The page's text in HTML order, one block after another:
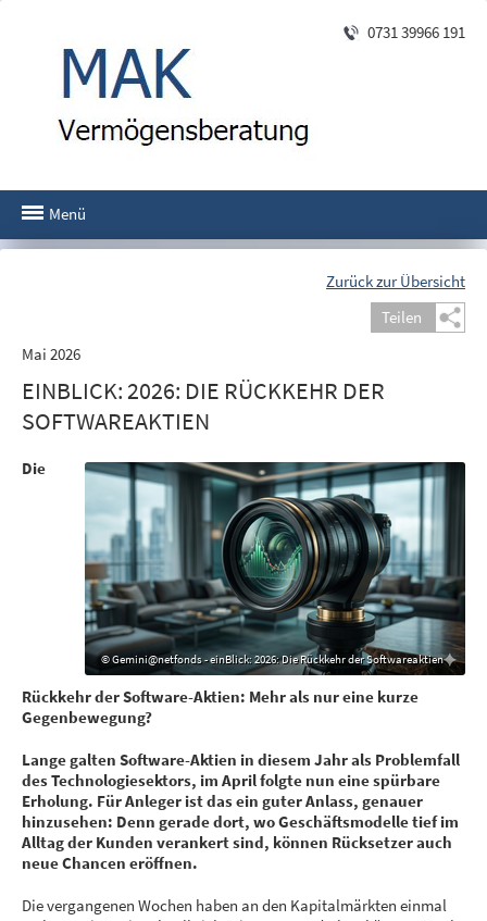
0731 39966 191
Menü
Zurück zur Übersicht
Teilen
Mai 2026
EINBLICK: 2026: DIE RÜCKKEHR DER
SOFTWAREAKTIEN
© Gemini@netfonds - einBlick: 2026: Die Rückkehr der Softwareaktien
Die
Rückkehr der Software-Aktien: Mehr als nur eine kurze
Gegenbewegung?
Lange galten Software-Aktien in diesem Jahr als Problemfall
des Technologiesektors, im April folgte nun eine spürbare
Erholung. Für Anleger ist das ein guter Anlass, genauer
hinzusehen: Denn gerade dort, wo Geschäftsmodelle tief im
Alltag der Kunden verankert sind, können Rücksetzer auch
neue Chancen eröffnen.
Die vergangenen Wochen haben an den Kapitalmärkten einmal